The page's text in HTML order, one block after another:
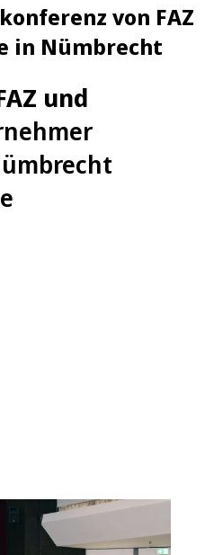
von FAZ
in Nümbrecht
und